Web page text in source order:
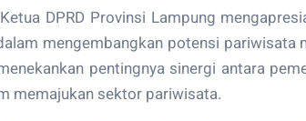
DPRD Provinsi Lampung
mengembangkan potensi pariwisata
pentingnya sinergi antara
memajukan sektor pariwisata.